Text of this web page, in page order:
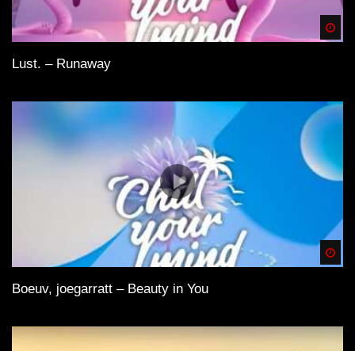
Lust. – Runaway
Boeuv, joegarratt – Beauty in You